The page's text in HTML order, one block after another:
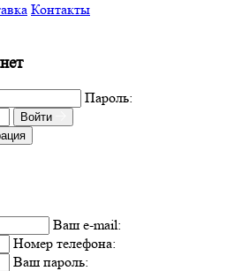
Контакты
Пароль:
Войти
Ваш e-mail:
Номер телефона:
Ваш пароль: